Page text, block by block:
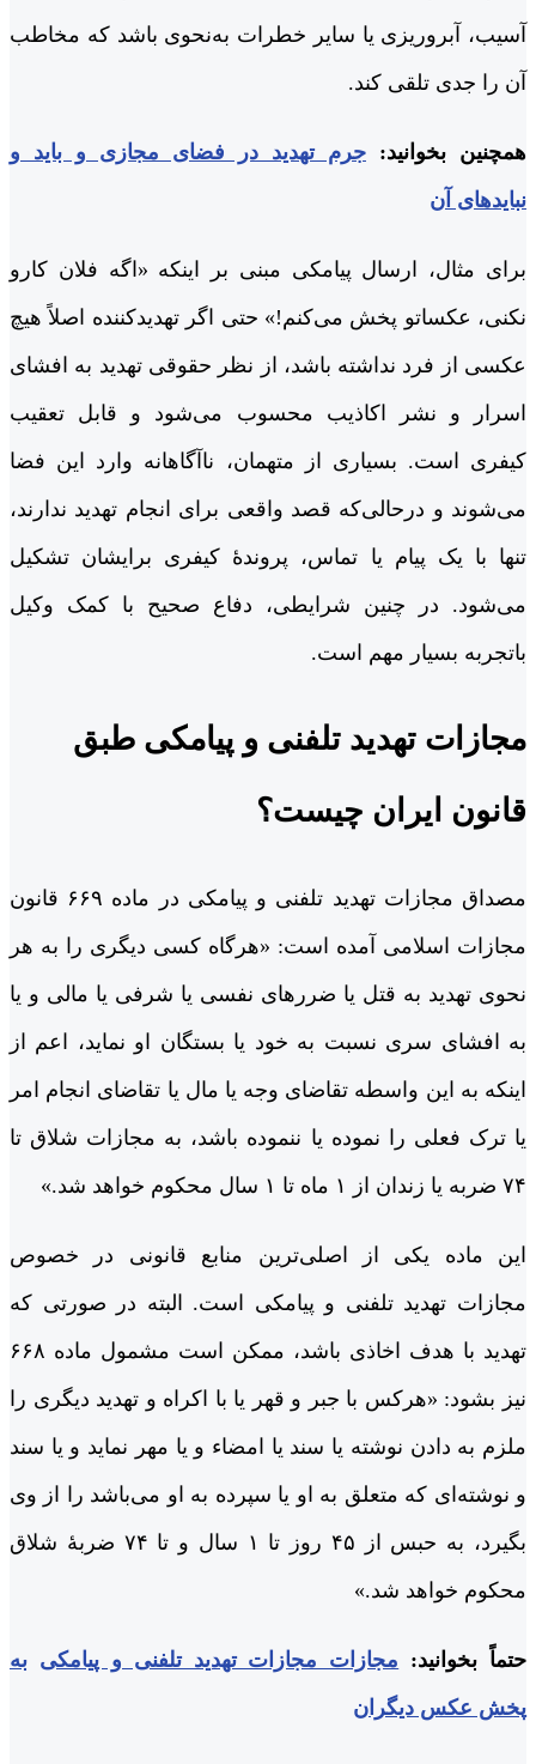
آسیب، آبروریزی یا سایر خطرات به‌نحوی باشد که مخاطب
آن را جدی تلقی کند.
همچنین بخوانید: جرم تهدید در فضای مجازی و باید و
نبایدهای آن
برای مثال، ارسال پیامکی مبنی بر اینکه «اگه فلان کارو
نکنی، عکساتو پخش می‌کنم!» حتی اگر تهدیدکننده اصلاً هیچ
عکسی از فرد نداشته باشد، از نظر حقوقی تهدید به افشای
اسرار و نشر اکاذیب محسوب می‌شود و قابل تعقیب
کیفری است. بسیاری از متهمان، ناآگاهانه وارد این فضا
می‌شوند و درحالی‌که قصد واقعی برای انجام تهدید ندارند،
تنها با یک پیام یا تماس، پروندۀ کیفری برایشان تشکیل
می‌شود. در چنین شرایطی، دفاع صحیح با کمک وکیل
باتجربه بسیار مهم است.
مجازات تهدید تلفنی و پیامکی طبق
قانون ایران چیست؟
مصداق مجازات تهدید تلفنی و پیامکی در ماده ۶۶۹ قانون
مجازات اسلامی آمده است: «هرگاه کسی دیگری را به هر
نحوی تهدید به قتل یا ضررهای نفسی یا شرفی یا مالی و یا
به افشای سری نسبت به خود یا بستگان او نماید، اعم از
اینکه به این و‌اسطه تقاضای و‌جه یا مال یا تقاضای انجام امر
یا ترک فعلی را نموده یا ننموده باشد، به مجازات شلاق تا
۷۴ ضربه یا زندان از ۱ ماه تا ۱ سال محکوم خواهد شد.»
این ماده یکی از اصلی‌ترین منابع قانونی در خصوص
مجازات تهدید تلفنی و پیامکی است. البته در صورتی که
تهدید با هدف اخاذی باشد، ممکن است مشمول ماده ۶۶۸
نیز بشود: «هرکس با جبر و قهر یا با اکراه و تهدید دیگری را
ملزم به دادن نوشته یا سند یا امضاء و یا مهر نماید و یا سند
و ‌نوشته‌ای که متعلق به او یا سپرده به او می‌باشد را از و‌ی
بگیرد، به حبس از ۴۵ روز تا ۱ سال و تا ۷۴ ضربۀ شلاق
محکوم خواهد شد.»
حتماً بخوانید: مجازات مجازات تهدید تلفنی و پیامکی به
پخش عکس دیگران